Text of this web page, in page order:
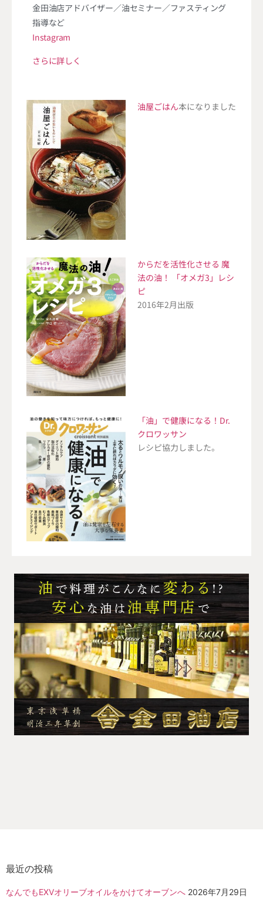
金田油店アドバイザー／油セミナー／ファスティング
指導など
Instagram
さらに詳しく
油屋ごはん本になりました
からだを活性化させる 魔
法の油！ 「オメガ3」レシ
ピ
2016年2月出版
「油」で健康になる！Dr.
クロワッサン
レシピ協力しました。
最近の投稿
なんでもEXVオリーブオイルをかけてオーブンへ 2026年7月29日